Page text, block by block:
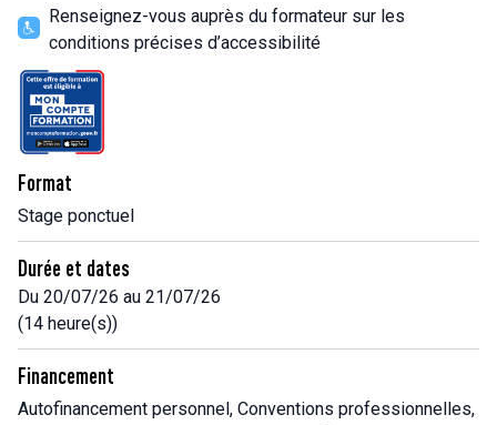
Renseignez-vous auprès du formateur sur les
conditions précises d’accessibilité
Format
Stage ponctuel
Durée et dates
Du 20/07/26 au 21/07/26
(14 heure(s))
Financement
Autofinancement personnel, Conventions professionnelles,